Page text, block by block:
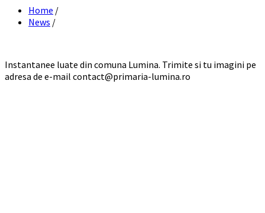
Home /
News /
Instantanee luate din comuna Lumina. Trimite si tu imagini pe
adresa de e-mail contact@primaria-lumina.ro